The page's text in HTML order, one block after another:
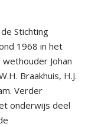
Stichting
1968 in het
Johan
Braakhuis, H.J.
Verder
onderwijs deel